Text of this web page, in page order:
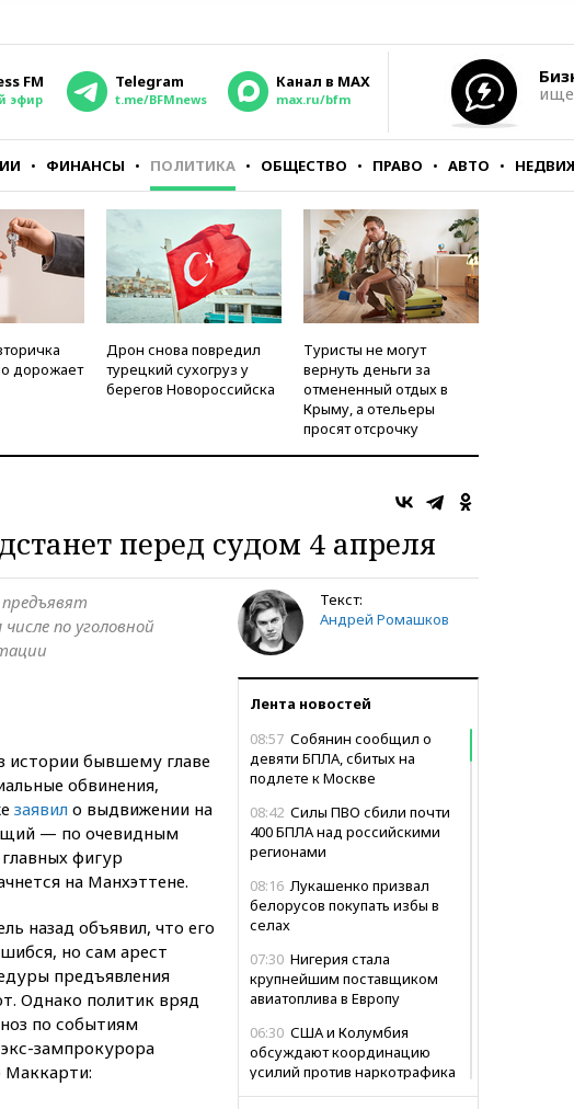
FM
эфир
Telegram
t.me/BFMnews
Канал в MAX
max.ru/bfm
ФИНАНСЫ ПОЛИТИКА ОБЩЕСТВО ПРАВО АВТО
дорожает
Дрон снова повредил
турецкий сухогруз у
берегов Новороссийска
Туристы не могут
вернуть деньги за
отмененный отдых в
Крыму, а отельеры
просят отсрочку
перед судом 4 апреля
Текст:
Андрей Ромашков
Лента новостей
08:57 Собянин сообщил о
девяти БПЛА, сбитых на
подлете к Москве
08:42 Силы ПВО сбили почти
400 БПЛА над российскими
регионами
08:16 Лукашенко призвал
белорусов покупать избы в
селах
07:30 Нигерия стала
крупнейшим поставщиком
авиатоплива в Европу
06:30 США и Колумбия
обсуждают координацию
усилий против наркотрафика
по уголовной
истории бывшему главе
обвинения,
заявил о выдвижении на
— по очевидным
фигур
на Манхэттене.
назад объявил, что его
но сам арест
предъявления
Однако политик вряд
по событиям
экс-зампрокурора